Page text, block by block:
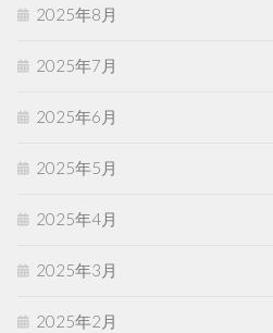
2025年8月
2025年7月
2025年6月
2025年5月
2025年4月
2025年3月
2025年2月